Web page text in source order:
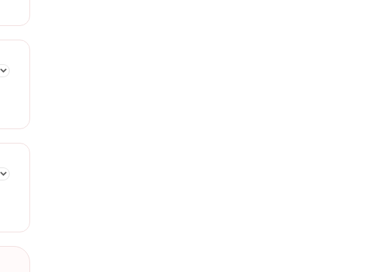
la quantité pour E-carte cadeau 100€
la quantité pour E-carte cadeau 150€